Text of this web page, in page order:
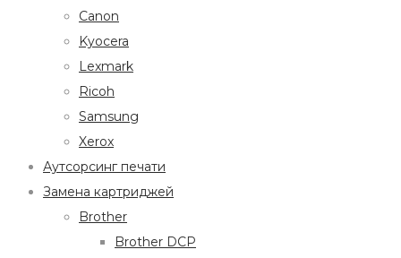
Canon
Kyocera
Lexmark
Ricoh
Samsung
Xerox
Аутсорсинг печати
Замена картриджей
Brother
Brother DCP